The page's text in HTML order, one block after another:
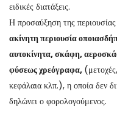
ειδικές διατάξεις.
Η προσαύξηση της
ακίνητη περιουσία
αυτοκίνητα, σκάφη,
φύσεως χρεόγραφα,
κεφάλαια κλπ.), η οποία δεν
δηλώνει ο φορολογούμενος.